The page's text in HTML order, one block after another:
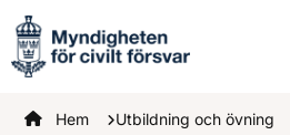
Startsidan
Hem Utbildning och övning